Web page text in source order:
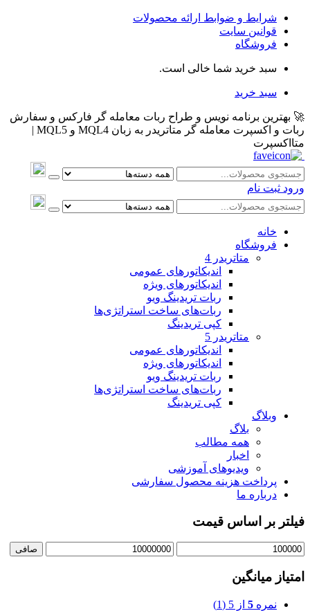
شرایط و ضوابط ارائه محصولات
قوانین سایت
فروشگاه
سبد خرید شما خالی است.
سبد خرید
🚀 بهترین برنامه نویس و طراح ربات معامله گر فارکس و سفارش
ربات و اکسپرت معامله گر متاتریدر به زبان MQL4 و MQL5 |
متااکسپرت
ورود ثبت نام
خانه
فروشگاه
متاتريدر 4
اندیکاتورهای عمومی
اندیکاتورهای ویژه
ربات تریدینگ ویو
ربات‌های ساخت استراتژی‌ها
کپی تریدینگ
متاتريدر 5
اندیکاتورهای عمومی
اندیکاتورهای ویژه
ربات تریدینگ ویو
ربات‌های ساخت استراتژی‌ها
کپی تریدینگ
وبلاگ
بلاگ
همه مطالب
اخبار
ویدیوهای آموزشی
پرداخت هزینه محصول سفارشی
درباره ما
فیلتر بر اساس قیمت
حداقل
حداكثر
صافی
امتیاز میانگین
نمره 5 از 5 (1)